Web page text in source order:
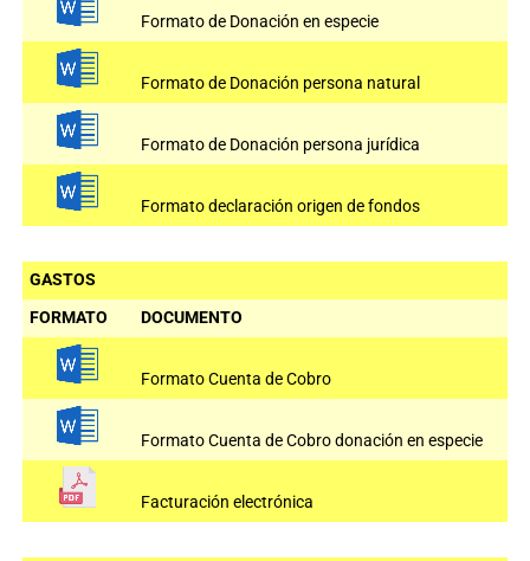
Formato de Donación en especie
Formato de Donación persona natural
Formato de Donación persona jurídica
Formato declaración origen de fondos
GASTOS
FORMATO
DOCUMENTO
Formato Cuenta de Cobro
Formato Cuenta de Cobro donación en especie
Facturación electrónica